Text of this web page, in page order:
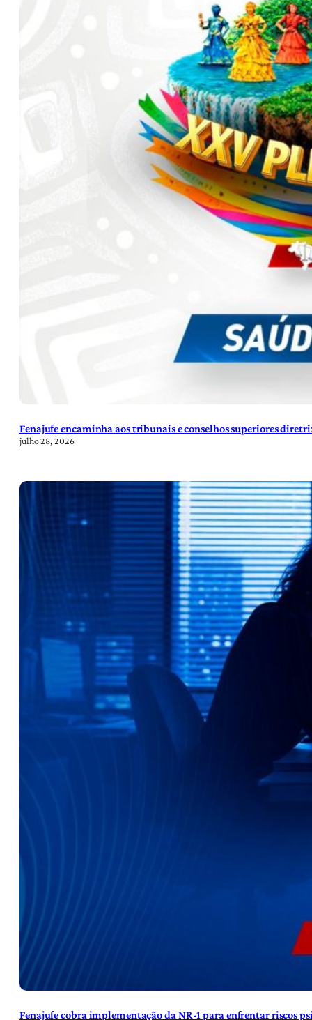
Fenajufe encaminha aos tribunais e conselhos superiores
julho 28, 2026
Fenajufe cobra implementação da NR-1 para enfrentar riscos